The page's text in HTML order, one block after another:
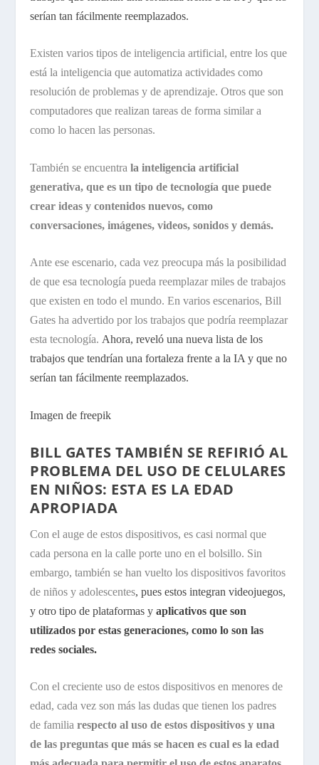
serían tan fácilmente reemplazados.
Existen varios tipos de inteligencia artificial, entre los que
está la inteligencia que automatiza actividades como
resolución de problemas y de aprendizaje. Otros que son
computadores que realizan tareas de forma similar a
como lo hacen las personas.
También se encuentrala inteligencia artificial
generativa, que es un tipo de tecnología que puede
crear ideas y contenidos nuevos, como
conversaciones, imágenes, videos, sonidos y demás.
Ante ese escenario, cada vez preocupa más la posibilidad
de que esa tecnología pueda reemplazar miles de trabajos
que existen en todo el mundo. En varios escenarios, Bill
Gates ha advertido por los trabajos que podría reemplazar
esta tecnología. Ahora, reveló una nueva lista de los
trabajos que tendrían una fortaleza frente a la IA y que no
serían tan fácilmente reemplazados.
Imagen de freepik
BILL GATES TAMBIÉN SE REFIRIÓ AL
PROBLEMA DEL USO DE CELULARES
EN NIÑOS: ESTA ES LA EDAD
APROPIADA
Con el auge de estos dispositivos, es casi normal que
cada persona en la calle porte uno en el bolsillo. Sin
embargo, también se han vuelto los dispositivos favoritos
de niños y adolescentes, pues estos integran videojuegos,
y otro tipo de plataformas y aplicativos que son
utilizados por estas generaciones, como lo son las
redes sociales.
Con el creciente uso de estos dispositivos en menores de
edad, cada vez son más las dudas que tienen los padres
de familiarespecto al uso de estos dispositivos y una
de las preguntas que más se hacen es cual es la edad